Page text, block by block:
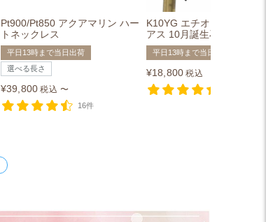
Pt900/Pt850 アクアマリン ハー
トネックレス
平日13時まで当日出荷
選べる長さ
¥39,800 税込 〜
16件
K10YG エチオピアオパー
アス 10月誕生石
平日13時まで当日出荷
¥18,800 税込